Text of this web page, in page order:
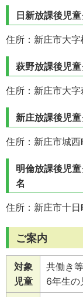
日新放課後児
住所：新庄市大
萩野放課後児
住所：新庄市大
新庄放課後児
住所：新庄市城
明倫放課後児
名
住所：新庄市十
ご案内
対象
児童
共働き
6年生の